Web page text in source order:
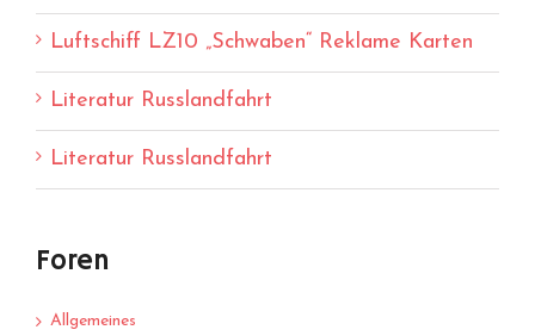
Luftschiff LZ10 „Schwaben“ Reklame Karten
Literatur Russlandfahrt
Literatur Russlandfahrt
Foren
Allgemeines